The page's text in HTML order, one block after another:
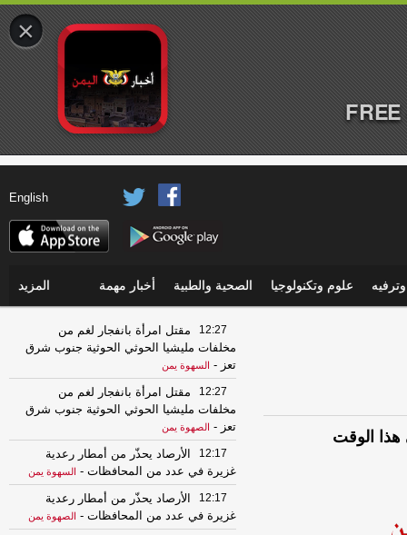
English
علوم وتكنولوجيا الصحية والطبية أخبار مهمة المزيد
هذا الوقت
12:27
مقتل امرأة بانفجار لغم من
مخلفات مليشيا الحوثي الحوثية جنوب شرق
تعز - السهوة يمن
12:27
مقتل امرأة بانفجار لغم من
مخلفات مليشيا الحوثي الحوثية جنوب شرق
تعز - الصهوة يمن
12:17
الأرصاد يحذّر من أمطار رعدية
غزيرة في عدد من المحافظات - السهوة يمن
12:17
الأرصاد يحذّر من أمطار رعدية
غزيرة في عدد من المحافظات - الصهوة يمن
×